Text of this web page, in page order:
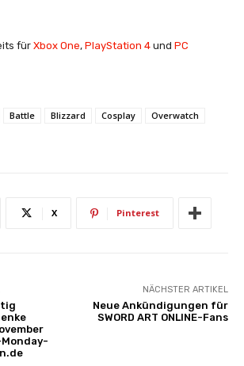
für Xbox One, PlayStation 4 und PC
Battle Blizzard Cosplay
Overwatch
X Pinterest
NÄCHSTER ARTIKEL
Neue Ankündigungen für
SWORD ART ONLINE-Fans